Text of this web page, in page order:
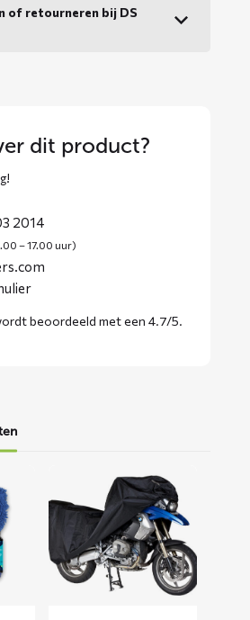
of retourneren bij DS
dit product?
2014
– 17.00 uur)
beoordeeld met een 4.7/5.
meer
over
DELTA
motorhoes